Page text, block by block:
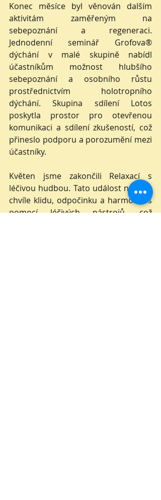
Konec měsíce byl věnován dalším
aktivitám zaměřeným na
sebepoznání a regeneraci.
Jednodenní seminář Grofova®
dýchání v malé skupině nabídl
účastníkům možnost hlubšího
sebepoznání a osobního růstu
prostřednictvím holotropního
dýchání. Skupina sdílení Lotos
poskytla prostor pro otevřenou
komunikaci a sdílení zkušeností, což
přineslo podporu a porozumění mezi
účastníky.
Květen jsme zakončili Relaxací s
léčivou hudbou. Tato událost nabídla
chvíle klidu, odpočinku a harmonie s
pomocí léčivých nástrojů, což